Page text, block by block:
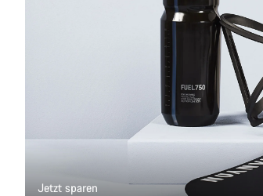
Jetzt sparen